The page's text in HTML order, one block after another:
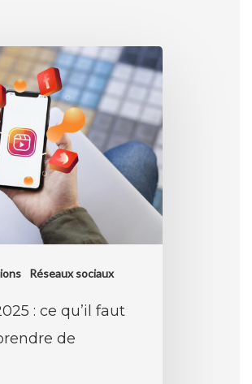
Réseaux sociaux
: ce qu’il faut
de